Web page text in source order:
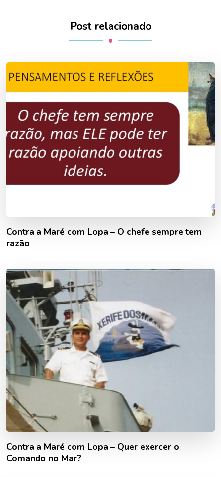
Post relacionado
Contra a Maré com Lopa – O chefe sempre tem
razão
Contra a Maré com Lopa – Quer exercer o
Comando no Mar?